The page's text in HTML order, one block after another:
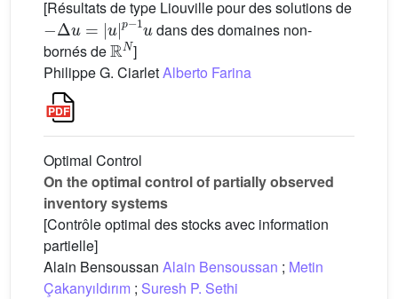
[Résultats de type Liouville pour des solutions de
−Δu=|u|p−1u
dans des domaines non-
bornés de
RN
]
Philippe G. CiarletAlberto Farina
Optimal Control
On the optimal control of partially observed
inventory systems
[Contrôle optimal des stocks avec information
partielle]
Alain Bensoussan Alain Bensoussan ; Metin
Çakanyıldırım ; Suresh P. Sethi